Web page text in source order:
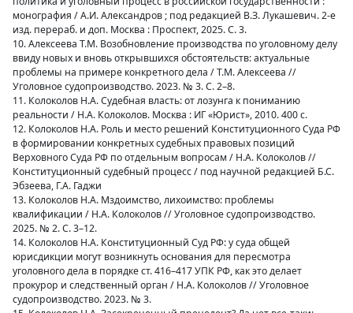
монография / А.И. Александров ; под редакцией В.З. Лукашевич. 2-е
изд. перераб. и доп. Москва : Проспект, 2025. С. 3.
10. Алексеева Т.М. Возобновление производства по уголовному делу
ввиду новых и вновь открывшихся обстоятельств: актуальные
проблемы на примере конкретного дела / Т.М. Алексеева //
Уголовное судопроизводство. 2023. № 3. С. 2–8.
11. Колоколов Н.А. Судебная власть: от лозунга к пониманию
реальности / Н.А. Колоколов. Москва : ИГ «Юрист», 2010. 400 с.
12. Колоколов Н.А. Роль и место решений Конституционного Суда РФ
в формировании конкретных судебных правовых позиций
Верховного Суда РФ по отдельным вопросам / Н.А. Колоколов //
Конституционный судебный процесс / под научной редакцией Б.С.
Эбзеева, Г.А. Гаджи
13. Колоколов Н.А. Мздоимство, лихоимство: проблемы
квалификации / Н.А. Колоколов // Уголовное судопроизводство.
2025. № 2. С. 3–12.
14. Колоколов Н.А. Конституционный Суд РФ: у суда общей
юрисдикции могут возникнуть основания для пересмотра
уголовного дела в порядке ст. 416–417 УПК РФ, как это делает
прокурор и следственный орган / Н.А. Колоколов // Уголовное
судопроизводство. 2023. № 3.